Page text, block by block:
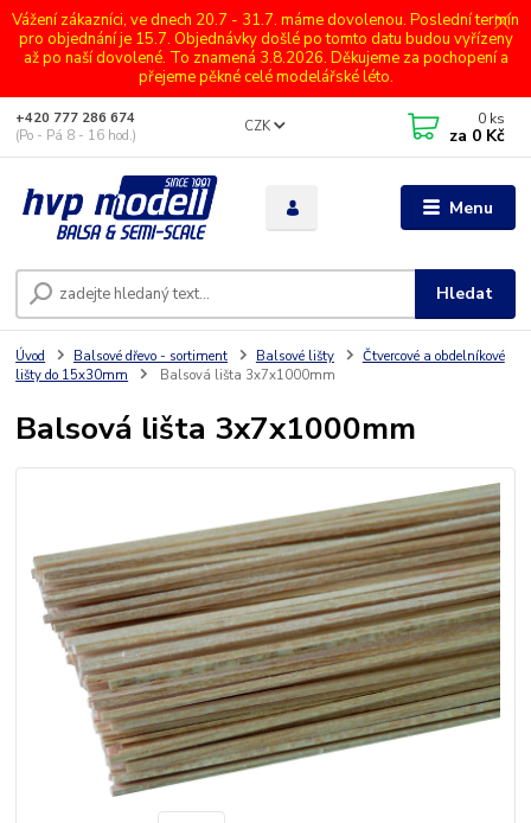
Vážení zákazníci, ve dnech 20.7 - 31.7. máme dovolenou. Poslední termín
pro objednání je 15.7. Objednávky došlé po tomto datu budou vyřízeny
až po naší dovolené. To znamená 3.8.2026. Děkujeme za pochopení a
přejeme pěkné celé modelářské léto.
Menu
CZK
Hledat
+420 777 286 674
(Po - Pá 8 - 16 hod.)
0 ks
za 0 Kč
Úvod Balsové dřevo - sortiment Balsové lišty
Čtvercové a obdelníkové
lišty do 15x30mm
Balsová lišta 3x7x1000mm
Balsová lišta 3x7x1000mm